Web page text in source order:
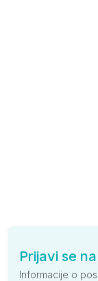
Prijavi se
Informacije o